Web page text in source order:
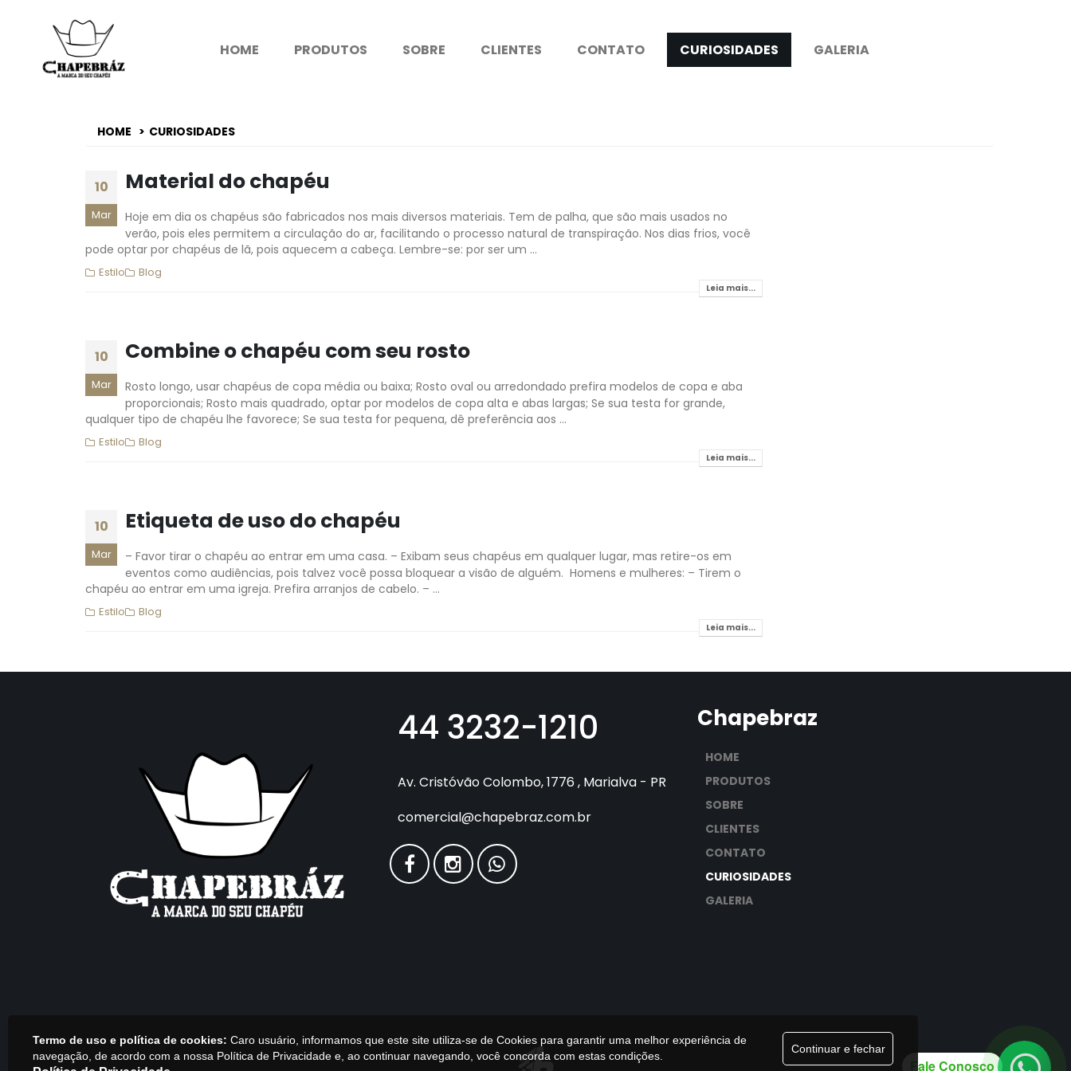
Termo de uso e política de cookies: Caro usuário, informamos que este site utiliza-se de Cookies para garantir uma melhor experiência de
navegação, de acordo com a nossa Política de Privacidade e, ao continuar navegando, você concorda com estas condições.
Continuar e fechar
HOME PRODUTOS SOBRE CLIENTES CONTATO CURIOSIDADES GALERIA
HOME CURIOSIDADES
10
Mar
Material do chapéu
Hoje em dia os chapéus são fabricados nos mais diversos materiais. Tem de palha, que são mais usados no
verão, pois eles permitem a circulação do ar, facilitando o processo natural de transpiração. Nos dias frios, você
pode optar por chapéus de lã, pois aquecem a cabeça. Lembre-se: por ser um ...
Estilo Blog
Leia mais...
10
Mar
Combine o chapéu com seu rosto
Rosto longo, usar chapéus de copa média ou baixa; Rosto oval ou arredondado prefira modelos de copa e aba
proporcionais; Rosto mais quadrado, optar por modelos de copa alta e abas largas; Se sua testa for grande,
qualquer tipo de chapéu lhe favorece; Se sua testa for pequena, dê preferência aos ...
Estilo Blog
Leia mais...
10
Mar
Etiqueta de uso do chapéu
– Favor tirar o chapéu ao entrar em uma casa. – Exibam seus chapéus em qualquer lugar, mas retire-os em
eventos como audiências, pois talvez você possa bloquear a visão de alguém. Homens e mulheres: – Tirem o
chapéu ao entrar em uma igreja. Prefira arranjos de cabelo. – ...
Estilo Blog
Leia mais...
44 3232-1210
Av. Cristóvão Colombo, 1776 , Marialva - PR
comercial@chapebraz.com.br
Chapebraz
HOME
PRODUTOS
SOBRE
CLIENTES
CONTATO
CURIOSIDADES
GALERIA
Fale Conosco